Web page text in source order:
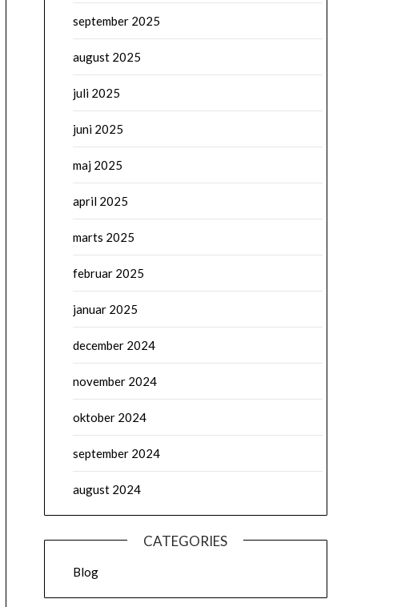
september 2025
august 2025
juli 2025
juni 2025
maj 2025
april 2025
marts 2025
februar 2025
januar 2025
december 2024
november 2024
oktober 2024
september 2024
august 2024
CATEGORIES
Blog